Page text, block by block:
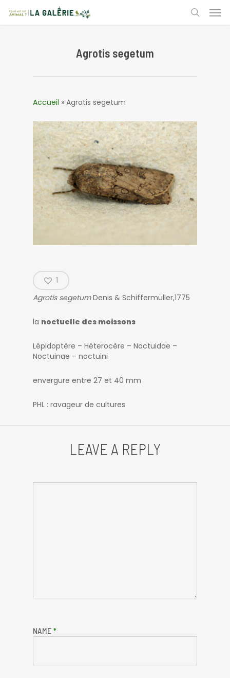
main
search
Agrotis segetum
Accueil » Agrotis segetum
1
Agrotis segetumDenis & Schiffermüller,1775
la noctuelle des moissons
Lépidoptère – Héterocère – Noctuidae –
Noctuinae – noctuini
envergure entre 27 et 40 mm
PHL : ravageur de cultures
LEAVE A REPLY
NAME *